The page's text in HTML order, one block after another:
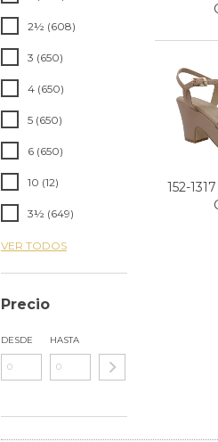
2½ (608)
3 (650)
4 (650)
5 (650)
6 (650)
10 (12)
3½ (649)
VER TODOS
Precio
DESDE HASTA
152-